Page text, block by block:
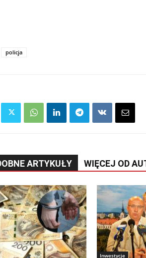
policja
ARTYKUŁY WIĘCEJ OD
Inwestycje